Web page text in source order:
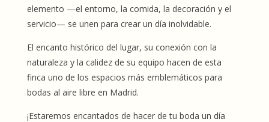
elemento —el entorno, la comida, la decoración y el
servicio— se unen para crear un día inolvidable.
El encanto histórico del lugar, su conexión con la
naturaleza y la calidez de su equipo hacen de esta
finca uno de los espacios más emblemáticos para
bodas al aire libre en Madrid.
¡Estaremos encantados de hacer de tu boda un día